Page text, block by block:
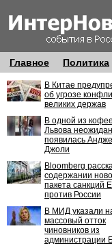
Главное Политика
В Китае
об угрозе
великих держав
В одной из
Львова
появилась
Джоли
Bloomberg
содержании
пакета санкций
против России
В МИД указали
массовый отток
чиновников из
администрации